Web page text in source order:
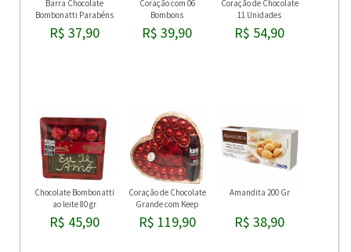
Barra Chocolate
Bombonatti Parabéns
R$ 37,90
Coração com 06
Bombons
R$ 39,90
Coração de Chocolate
11 Unidades
R$ 54,90
Chocolate Bombonatti
ao leite 80 gr
R$ 45,90
Coração de Chocolate
Grande com Keep
Cooler
R$ 119,90
Amandita 200 Gr
R$ 38,90